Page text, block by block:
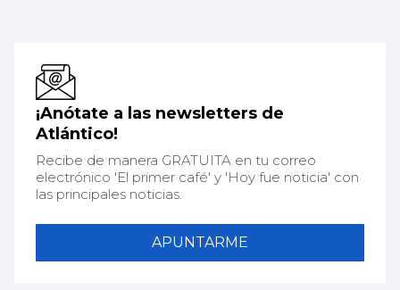
¡Anótate a las newsletters de
Atlántico!
Recibe de manera GRATUITA en tu correo
electrónico 'El primer café' y 'Hoy fue noticia' con
las principales noticias.
APUNTARME